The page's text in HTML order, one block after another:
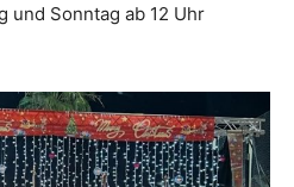
und Sonntag ab 12 Uhr